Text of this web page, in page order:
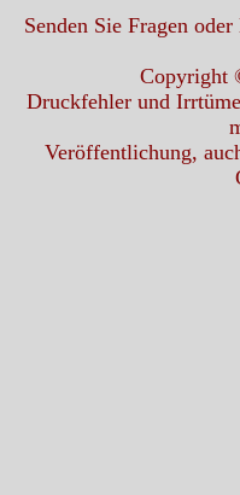
Senden Sie Fragen
Copyright
Druckfehler und
Veröffentlichung,